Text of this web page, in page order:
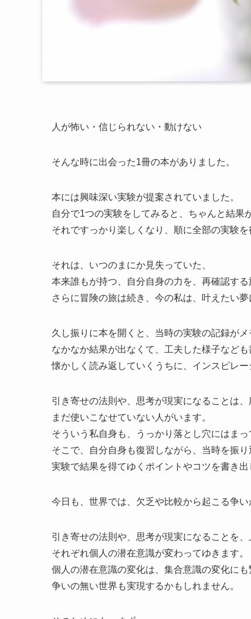
人が怖い・信じられない・動けない
そんな時に出会った1冊の本がありました。
本には興味深い実験が提案されていました。
自分で1つの実験をしてみると、ちゃんと結果
それですっかり楽しくなり、順に全部の実験を
それは、いつのまにか見失っていた、
本来誰もが持つ、自分自身の力を、再確認する
さらに冒険の旅は続き、今の私は、叶えたい夢
久し振りに本を開くと、当時の実験の記録がメ
なかなか結果が出なくて、工夫した様子なども
懐かしく読み返していくうちに、インスピレー
引き寄せの法則や、思考が現実になることは
まだ使いこなせていない人がいます。
そういう私自身も、うっかり落とし穴にはま
そこで、自分自身も復習しながら、当時を振り
実験で結果を得てゆくポイントやコツを書き出
今日も、世界では、欠乏や比較から起こる争い
引き寄せの法則や、思考が現実になることを
それぞれ個人の潜在意識が変わってゆきます。
個人の潜在意識の変化は、集合意識の変化にも
争いの無い世界も実現するかもしれません。